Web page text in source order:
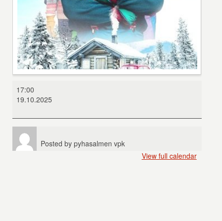
isä
osaa
17:00
19.10.2025
Posted by pyhasalmen vpk
View full calendar